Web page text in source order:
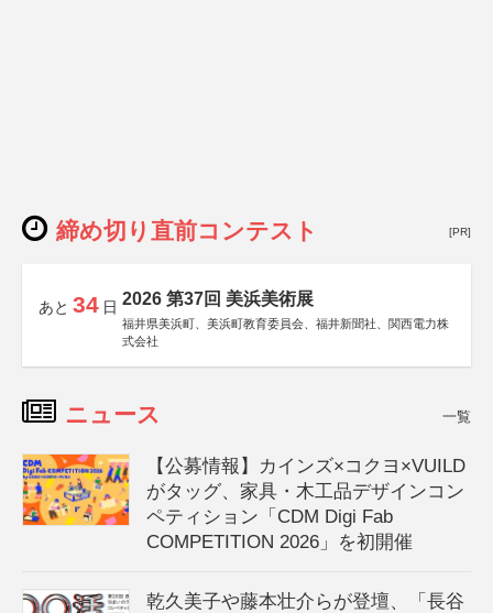
締め切り直前コンテスト [PR]
あと 34 日 2026 第37回 美浜美術展
福井県美浜町、美浜町教育委員会、福井新聞社、関西電力株
式会社
ニュース 一覧
【公募情報】カインズ×コクヨ×VUILD
がタッグ、家具・木工品デザインコン
ペティション「CDM Digi Fab
COMPETITION 2026」を初開催
乾久美子や藤本壮介らが登壇、「長谷